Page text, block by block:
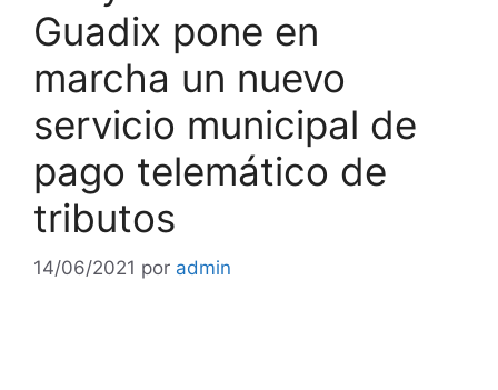
Guadix pone en
marcha un nuevo
servicio municipal de
pago telemático de
tributos
14/06/2021 por admin